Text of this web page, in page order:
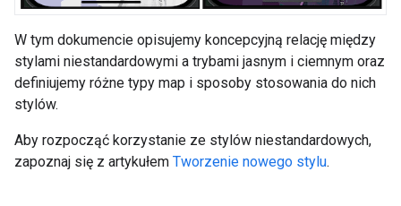
W tym dokumencie opisujemy koncepcyjną relację między
stylami niestandardowymi a trybami jasnym i ciemnym oraz
definiujemy różne typy map i sposoby stosowania do nich
stylów.
Aby rozpocząć korzystanie ze stylów niestandardowych,
zapoznaj się z artykułem Tworzenie nowego stylu.